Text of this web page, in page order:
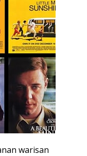
warisan